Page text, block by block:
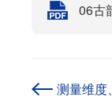
06古